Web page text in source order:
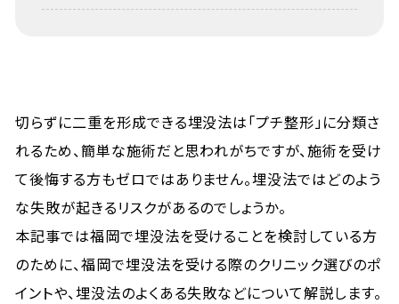
切らずに二重を形成できる埋没法は「プチ整形」に分類さ
れるため、簡単な施術だと思われがちですが、施術を受け
て後悔する方もゼロではありません。埋没法ではどのよう
な失敗が起きるリスクがあるのでしょうか。
本記事では福岡で埋没法を受けることを検討している方
のために、福岡で埋没法を受ける際のクリニック選びのポ
イントや、埋没法のよくある失敗などについて解説します。